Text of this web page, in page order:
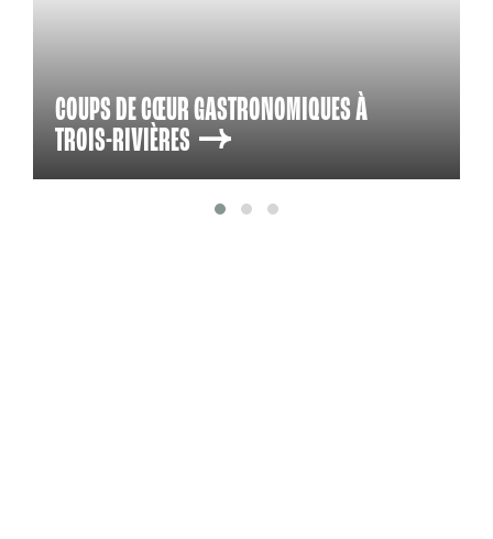
COUPS DE CŒUR GASTRONOMIQUES À
TROIS-RIVIÈRES